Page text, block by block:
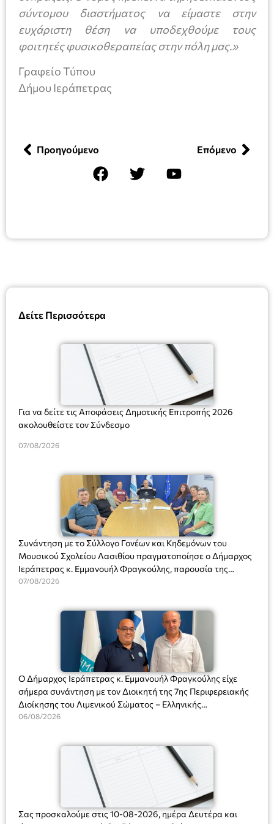
Δείτε Περισσότερα
Για να δείτε τις Αποφάσεις Δημοτικής Επιτροπής 2026
ακολουθείστε τον Σύνδεσμο
07/08/2026
Συνάντηση με το Σύλλογο Γονέων και Κηδεμόνων του
Μουσικού Σχολείου Λασιθίου πραγματοποίησε ο Δήμαρχος
Ιεράπετρας κ. Εμμανουήλ Φραγκούλης, παρουσία της
Διευθύντριας του σχολείου κας Μαριάννας Χαΐτα.
07/08/2026
Ο Δήμαρχος Ιεράπετρας κ. Εμμανουήλ Φραγκούλης είχε
σήμερα συνάντηση με τον Διοικητή της 7ης Περιφερειακής
Διοίκησης του Λιμενικού Σώματος – Ελληνικής
Ακτοφυλακής (Λ.Σ.-ΕΛ.ΑΚΤ.), Αρχιπλοίαρχο Λ.Σ. κ. Ιωάννη
06/08/2026
Σας προσκαλούμε στις 10-08-2026, ημέρα Δευτέρα και
σύντομου διαστήματος να είμαστε στην
ευχάριστη θέση να υποδεχθούμε τους
φοιτητές φυσικοθεραπείας στην πόλη μας.»
Γραφείο Τύπου
Δήμου Ιεράπετρας
Προηγούμενο Επόμενο